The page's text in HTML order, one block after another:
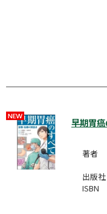
早期胃
著者
出版社
ISBN